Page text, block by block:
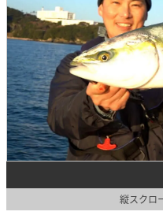
縦スクロ